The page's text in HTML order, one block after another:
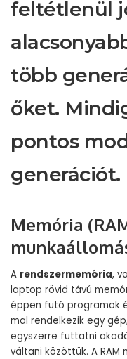
feltétlenül
több
őket.
pontos
generációt.
Memória
A rendszermemória,
laptop rövid távú
éppen futó programok
mal rendelkezik egy
egyszerre futtatni
váltani közöttük. A